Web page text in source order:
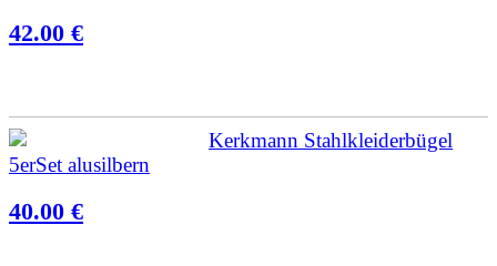
42.00 €
Kerkmann Stahlkleiderbügel
5erSet alusilbern
40.00 €